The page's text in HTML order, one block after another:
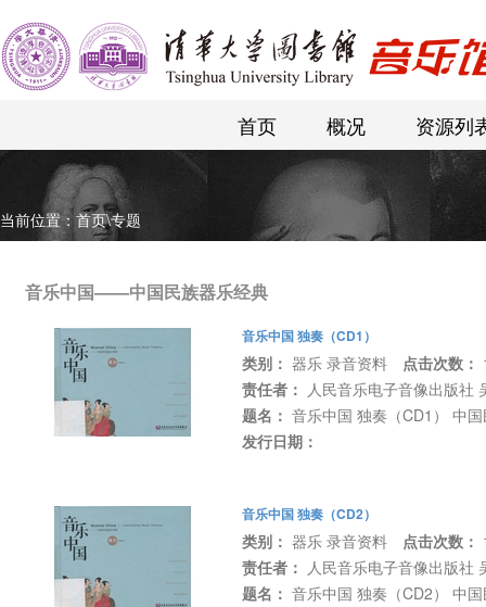
首页 概况 资源列
当前位置： 首页\专题
音乐中国——中国民族器乐经典
音乐中国 独奏（CD1）
类别： 器乐 录音资料 点击次数：
责任者： 人民音乐电子音像出版社
题名： 音乐中国 独奏（CD1） 中
发行日期：
音乐中国 独奏（CD2）
类别： 器乐 录音资料 点击次数：
责任者： 人民音乐电子音像出版社
题名： 音乐中国 独奏（CD2） 中